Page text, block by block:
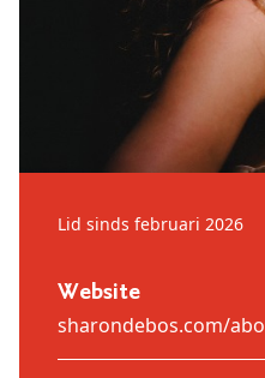
Lid sinds februari 2026
Website
sharondebos.com/